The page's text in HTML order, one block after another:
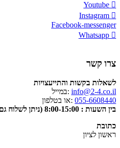
Youtube
Instagram
Facebook-messenger
Whatsapp
צרו קשר
לשאלות בקשות והתייעצויות
info@2-4.co.il :במייל
055-6608440 :או בטלפון
בין השעות : 8:00-15:00 (ניתן לשלוח גם וואטסאפ)
כתובת
ראשון לציון